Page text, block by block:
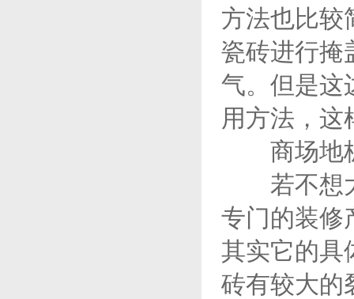
方法也比较
瓷砖进行掩
气。但是这
用方法，这
商场地板
若不想大
专门的装修
其实它的具
砖有较大的